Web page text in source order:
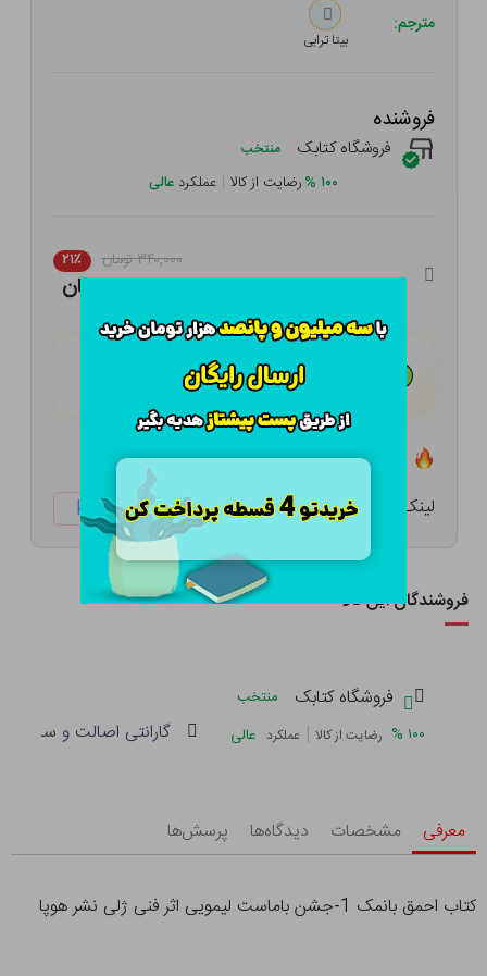
مترجم:
بیتا ترابی
فروشنده
فروشگاه کتابک منتخب
۱۰۰ %رضایت از کالا | عملکرد عالی
۳۴۰,۰۰۰ تومان ۲۱٪
۲۶۸,۶۰۰ تومان
هـر قسط با تــرب‌پــی:
تعداد ۳ عدد در انبار موجود است
لینک کوتاه: ketabtala.com/sbp-28344
فروشندگان این کالا
فروشگاه کتابک
منتخب
۱۰۰ % رضایت از کالا | عملکرد عالی گارانتی اصالت و سلامت
معرفی مشخصات دیدگاه‌ها پرسش‌ها
کتاب احمق بانمک 1-جشن باماست لیمویی اثر فنی ژلی نشر هوپا